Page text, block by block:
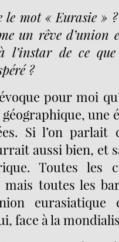
le mot « Eurasie »
un rêve
l’instar de ce
?
pour moi
géographique, une
Si l’on parlait
aussi bien, et
Toutes les
toutes les
face à la